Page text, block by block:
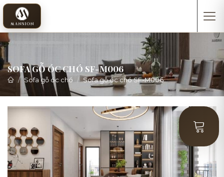
SOFA GỖ ÓC CHÓ SF-M006
Sofa gỗ óc chó Sofa gỗ óc chó SF-M006